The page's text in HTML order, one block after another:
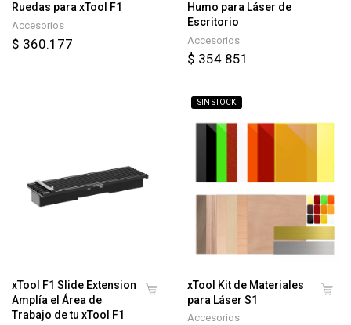
Ruedas para xTool F1
Accesorios
$ 360.177
Humo para Láser de
Escritorio
Accesorios
$ 354.851
xTool F1 Slide Extension
Amplía el Área de
Trabajo de tu xTool F1
SIN STOCK
xTool Kit de Materiales
para Láser S1
Accesorios